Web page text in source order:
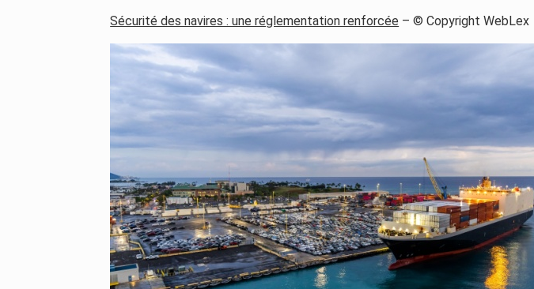
Sécurité des navires : une réglementation renforcée – © Copyright WebLex